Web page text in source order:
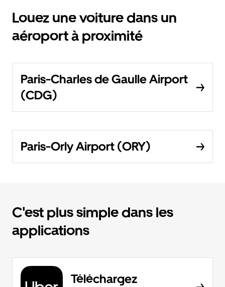
Louez une voiture dans un
aéroport à proximité
Paris-Charles de Gaulle Airport
(CDG)
Paris-Orly Airport (ORY)
C'est plus simple dans les
applications
Téléchargez